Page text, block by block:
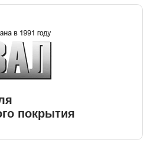
покрытия